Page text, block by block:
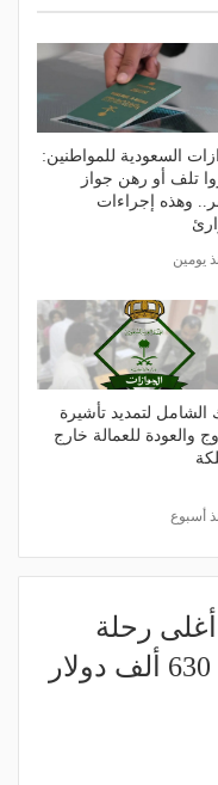
السعودية للمواطنين:
تلف أو رهن جواز
وهذه إجراءات
يومين
الشامل لتمديد تأشيرة
والعودة للعمالة خارج
أسبوع
رحلة